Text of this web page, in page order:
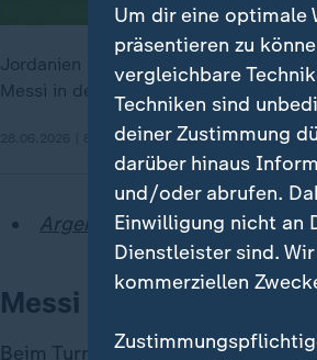
Jordanien hält gegen Argentinien
Messi in der 60. Minute und stellt den
28.06.2026 | 8:01 min
Argentinien gegen Kap Verde
Messi mit 19 WM-
Beim Turnier in Katar hatte er
Um dir eine optimale
präsentieren zu
vergleichbare
Techniken sind
deiner Zustimmung
darüber hinaus
und/oder abrufen.
Einwilligung nicht an
Dienstleister sind.
kommerziellen